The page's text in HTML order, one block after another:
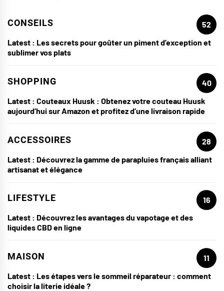
CONSEILS
52
Latest : Les secrets pour goûter un piment d’exception et
sublimer vos plats
SHOPPING
40
Latest : Couteaux Huusk : Obtenez votre couteau Huusk
aujourd’hui sur Amazon et profitez d’une livraison rapide
ACCESSOIRES
28
Latest : Découvrez la gamme de parapluies français alliant
artisanat et élégance
LIFESTYLE
16
Latest : Découvrez les avantages du vapotage et des
liquides CBD en ligne
MAISON
11
Latest : Les étapes vers le sommeil réparateur : comment
choisir la literie idéale ?